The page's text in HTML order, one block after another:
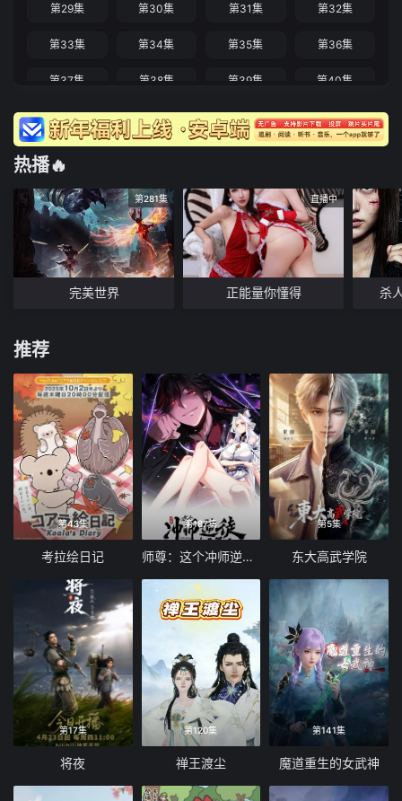
第29集 第30集 第31集 第32集
第33集 第34集 第35集 第36集
第37集 第38集 第39集 第40集
热播🔥
第281集
完美世界
直播中
正能量你懂得 杀
推荐
第43集
考拉绘日记
第187集
师尊：这个冲师逆徒才不是圣子 动态漫画
第5集
东大高武学院
第17集
将夜
第120集
禅王渡尘
第141集
魔道重生的女武神